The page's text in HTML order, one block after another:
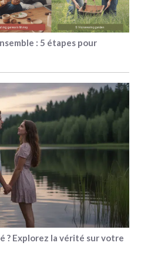
: 5 étapes pour
? Explorez la vérité sur votre